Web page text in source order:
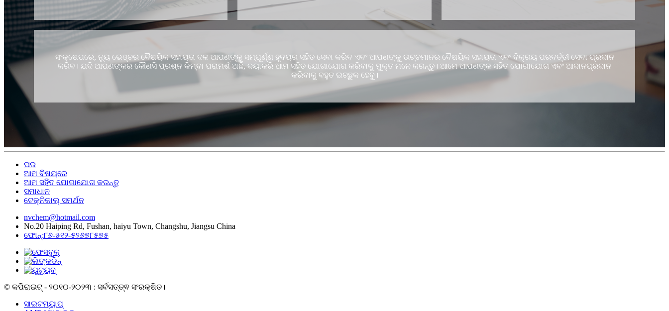
ସଂକ୍ଷେପରେ, ନ୍ୟୁ ଭେଞ୍ଚର ବୈଷୟିକ ସହାୟତା ଦଳ ଆପଣଙ୍କୁ ସମ୍ପୂର୍ଣ୍ଣ ହୃଦୟର ସହିତ ସେବା କରିବ ଏବଂ ଆପଣଙ୍କୁ ଉଚ୍ଚମାନର ବୈଷୟିକ ସହାୟତା ଏବଂ ବିକ୍ରୟ ପରବର୍ତ୍ତୀ ସେବା ପ୍ରଦାନ
କରିବ। ଯଦି ଆପଣଙ୍କର କୌଣସି ପ୍ରଶ୍ନ କିମ୍ବା ପରାମର୍ଶ ଅଛି, ଦୟାକରି ଆମ ସହିତ ଯୋଗାଯୋଗ କରିବାକୁ ମୁକ୍ତ ମନେ କରନ୍ତୁ। ଆମେ ଆପଣଙ୍କ ସହିତ ଯୋଗାଯୋଗ ଏବଂ ଆଦାନପ୍ରଦାନ
କରିବାକୁ ବହୁତ ଇଚ୍ଛୁକ ହେବୁ।
ଘର
ଆମ ବିଷୟରେ
ଆମ ସହିତ ଯୋଗାଯୋଗ କରନ୍ତୁ
ସମାଧାନ
ଟେକ୍ନିକାଲ୍ ସମର୍ଥନ
nvchem@hotmail.com
No.20 Haiping Rd, Fushan, haiyu Town, Changshu, Jiangsu China
ଫୋନ୍:୮୬-୫୧୨-୫୨୬୭୮୫୭୫
© କପିରାଇଟ୍ - ୨୦୧୦-୨୦୨୩ : ସର୍ବସତ୍ତ୍ଵ ସଂରକ୍ଷିତ।
ସାଇଟମ୍ୟାପ୍